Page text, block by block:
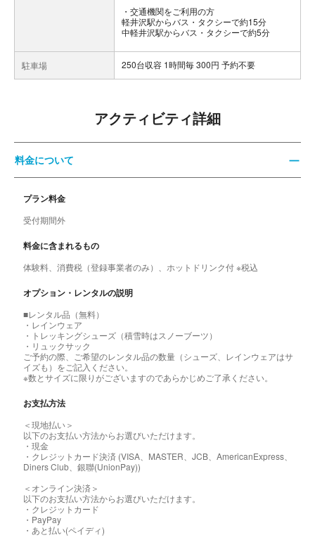
交通機関をご利用の方
軽井沢駅からバス・タクシーで約15分
中軽井沢駅からバス・タクシーで約5分
駐車場 250台収容 1時間毎 300円 予約不要
アクティビティ詳細
料金について
プラン料金
受付期間外
料金に含まれるもの
体験料、消費税（登録事業者のみ）、ホットドリンク付 ※税込
オプション・レンタルの説明
■レンタル品（無料）
・レインウェア
・トレッキングシューズ（積雪時はスノーブーツ）
・リュックサック
ご予約の際、ご希望のレンタル品の数量（シューズ、レインウェアはサ
イズも）をご記入ください。
※数とサイズに限りがございますのであらかじめご了承ください。
お支払方法
＜現地払い＞
以下のお支払い方法からお選びいただけます。
・現金
・クレジットカード決済 (VISA、MASTER、JCB、AmericanExpress、
Diners Club、銀聯(UnionPay))
＜オンライン決済＞
以下のお支払い方法からお選びいただけます。
・クレジットカード
・PayPay
・あと払い(ペイディ)